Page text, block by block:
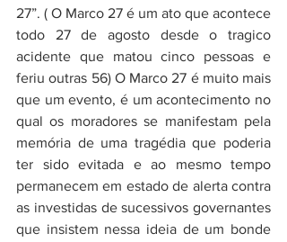
27”. ( O Marco 27 é um ato que acontece
todo 27 de agosto desde o tragico
acidente que matou cinco pessoas e
feriu outras 56) O Marco 27 é muito mais
que um evento, é um acontecimento no
qual os moradores se manifestam pela
memória de uma tragédia que poderia
ter sido evitada e ao mesmo tempo
permanecem em estado de alerta contra
as investidas de sucessivos governantes
que insistem nessa ideia de um bonde